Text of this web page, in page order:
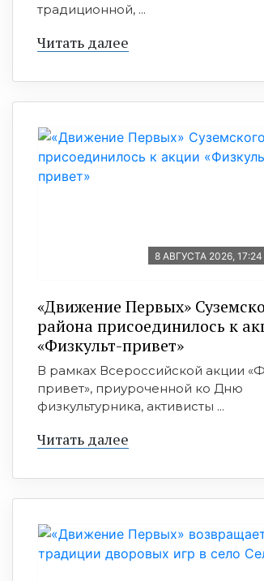
традиционной, ...
Читать далее
8 АВГУСТА 2026, 17:24
«Движение Первых»
района присоединилось к
«Физкульт-привет»
В рамках Всероссийской акции
привет», приуроченной ко Дню
физкультурника, активисты ...
Читать далее